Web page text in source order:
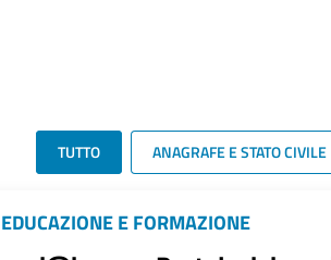
TUTTO ANAGRAFE E STATO CIVILE
EDUCAZIONE E FORMAZIONE